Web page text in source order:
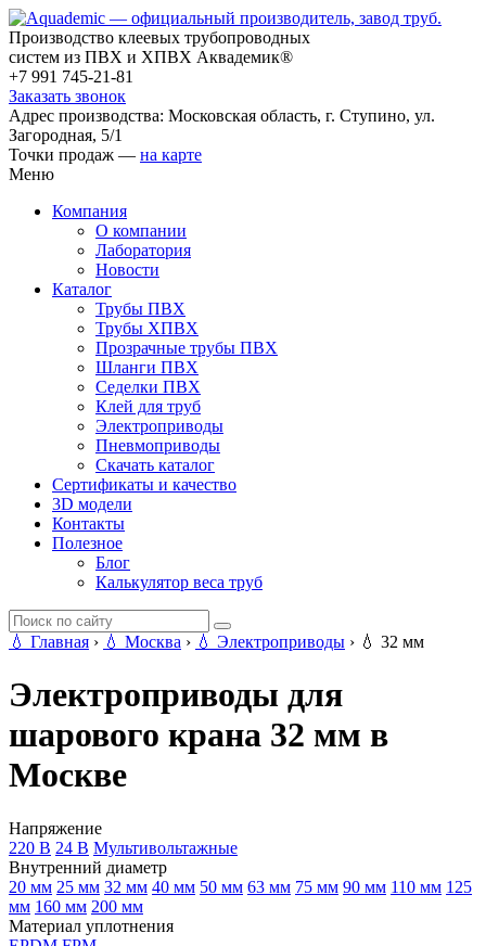
Производство клеевых трубопроводных
систем из ПВХ и ХПВХ Аквадемик®
+7 991 745-21-81
Заказать звонок
Адрес производства: Московская область, г. Ступино, ул.
Загородная, 5/1
Точки продаж — на карте
Меню
Компания
О компании
Лаборатория
Новости
Каталог
Трубы ПВХ
Трубы ХПВХ
Прозрачные трубы ПВХ
Шланги ПВХ
Седелки ПВХ
Клей для труб
Электроприводы
Пневмоприводы
Скачать каталог
Сертификаты и качество
3D модели
Контакты
Полезное
Блог
Калькулятор веса труб
💧 Главная › 💧 Москва › 💧 Электроприводы › 💧 32 мм
Электроприводы для
шарового крана 32 мм в
Москве
Напряжение
220 В 24 В Мультивольтажные
Внутренний диаметр
20 мм 25 мм 32 мм 40 мм 50 мм 63 мм 75 мм 90 мм 110 мм 125
мм 160 мм 200 мм
Материал уплотнения